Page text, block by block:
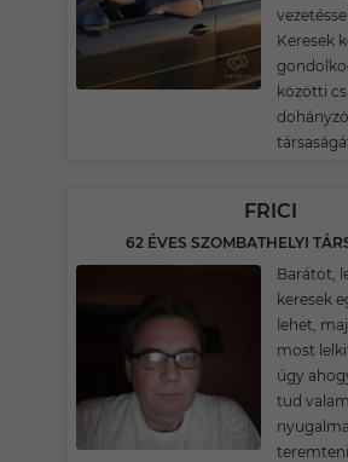
Keresek
közötti
FRICI
62 ÉVES SZOMBATHELYI
Barátot,
keresek
lehet,
most
úgy
tud